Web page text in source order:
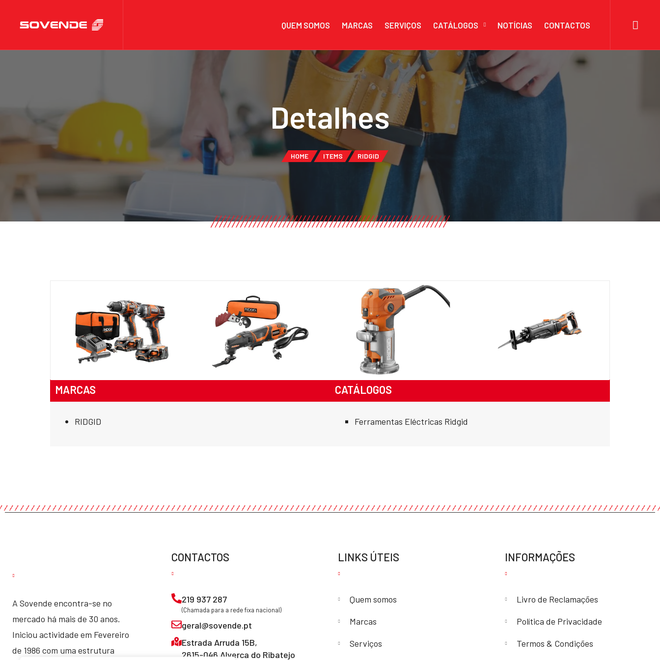
QUEM SOMOS MARCAS SERVIÇOS CATÁLOGOS NOTÍCIAS CONTACTOS
Detalhes
HOME ITEMS RIDGID
MARCAS
RIDGID
CATÁLOGOS
Ferramentas Eléctricas Ridgid
A Sovende encontra-se no
mercado há mais de 30 anos.
Iniciou actividade em Fevereiro
de 1986 com uma estrutura
CONTACTOS
219 937 287
(Chamada para a rede fixa nacional)
geral@sovende.pt
Estrada Arruda 15B,
2615-046 Alverca do Ribatejo
LINKS ÚTEIS
Quem somos
Marcas
Serviços
INFORMAÇÕES
Livro de Reclamações
Política de Privacidade
Termos & Condições